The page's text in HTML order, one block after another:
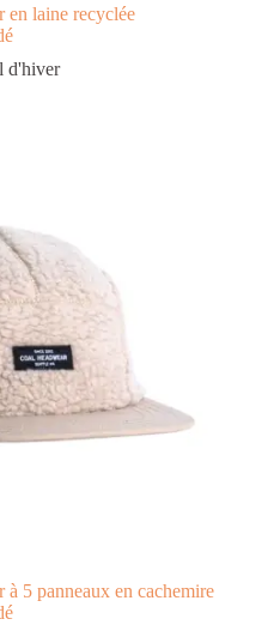
en laine recyclée
d'hiver
à 5 panneaux en cachemire